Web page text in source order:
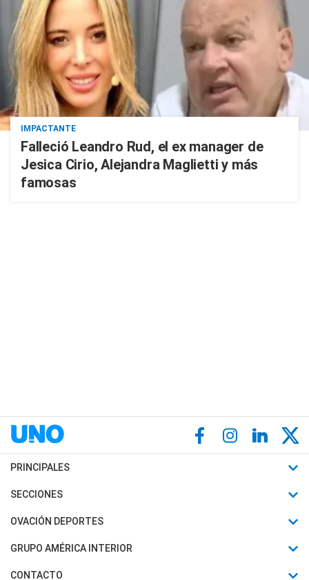
IMPACTANTE
Falleció Leandro Rud, el ex manager de
Jesica Cirio, Alejandra Maglietti y más
famosas
PRINCIPALES
Últimas Noticias
Política
SECCIONES
Horóscopo
Motores
OVACIÓN DEPORTES
Fútbol
Mundial
GRUPO AMÉRICA INTERIOR
Canal 7 en Vivo
CONTACTO